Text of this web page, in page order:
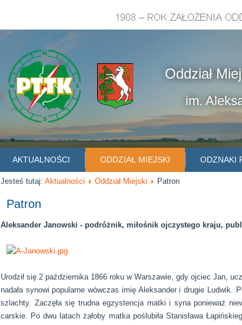
Oddział
im.
AKTUALNOŚCI ODDZIAŁ MIEJSKI ODZNAKI
Jesteś tutaj: Aktualności Oddział Miejski Patron
Patron
Aleksander Janowski - podróżnik, miłośnik ojczystego kraju,
Urodził się 2 października 1866 roku w Warszawie, gdy ojciec Jan,
nadała synowi popularne wówczas imię Aleksander i drugie Ludwik.
szlachty. Zaczęła się trudna egzystencja matki i syna ponieważ
carskie. Po dwu latach żałoby matka poślubiła Stanisława